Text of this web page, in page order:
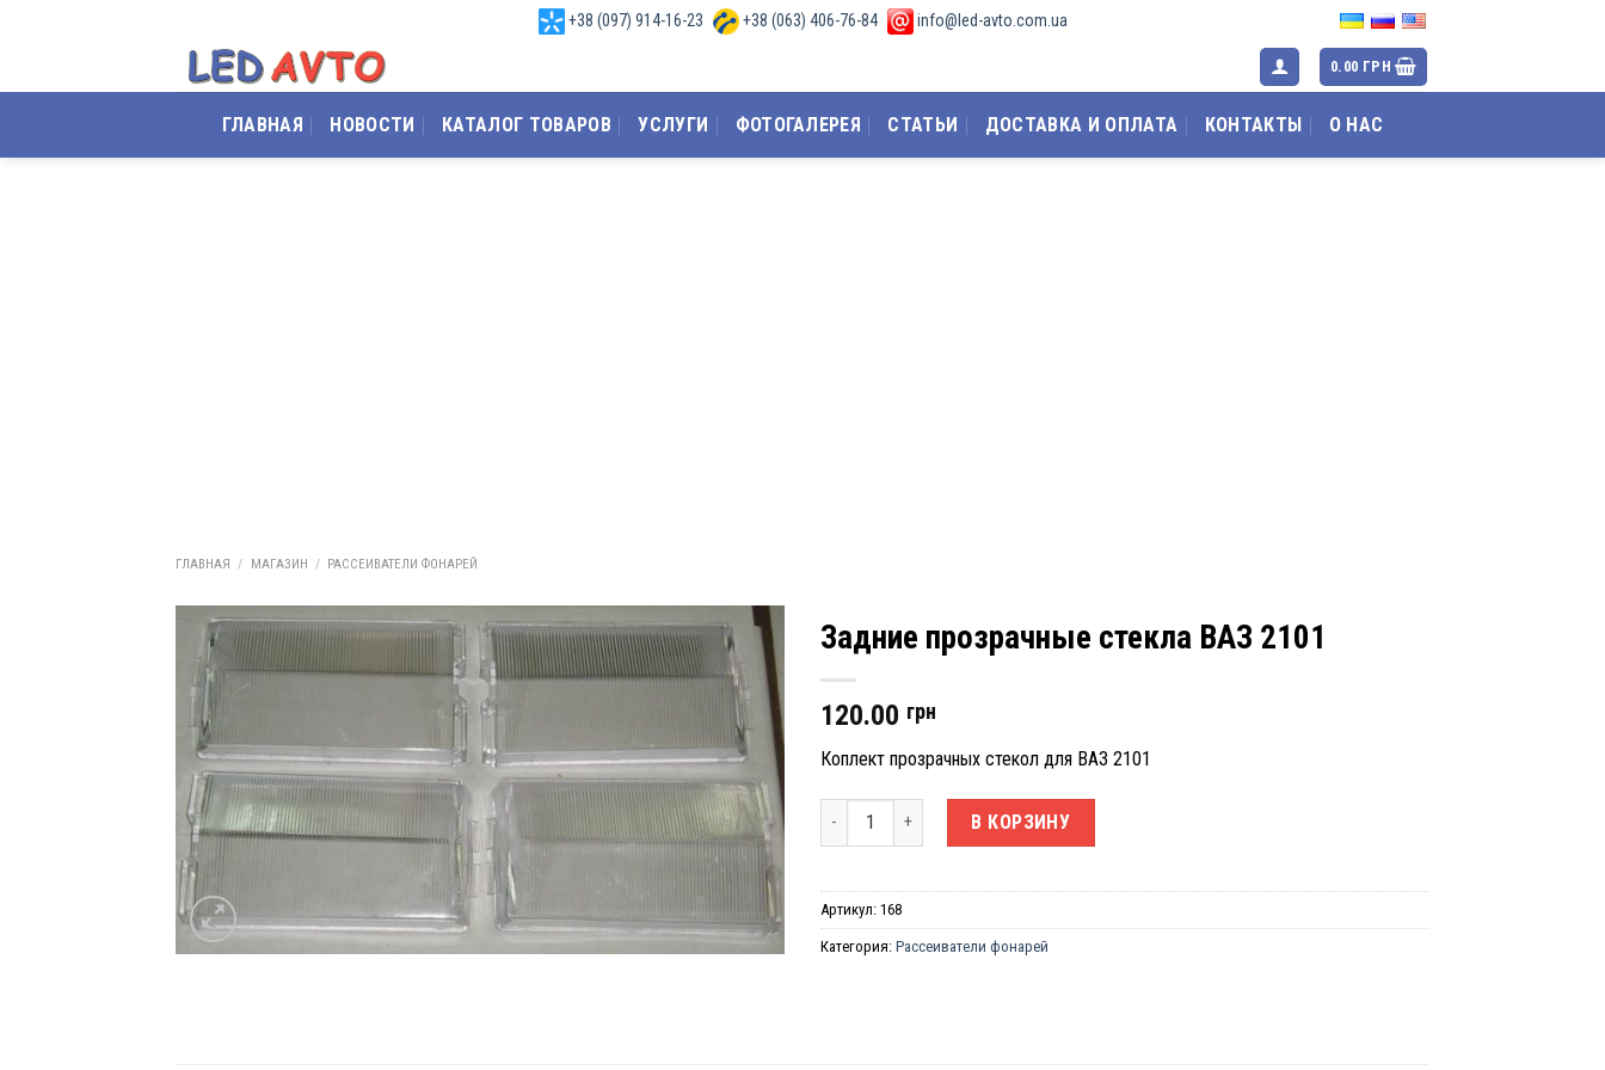
+38 (097) 914-16-23 +38 (063) 406-76-84 info@led-avto.com.ua
0.00 ГРН
ГЛАВНАЯ НОВОСТИ КАТАЛОГ ТОВАРОВ УСЛУГИ ФОТОГАЛЕРЕЯ СТАТЬИ ДОСТАВКА И ОПЛАТА КОНТАКТЫ О НАС
ГЛАВНАЯ / МАГАЗИН / РАССЕИВАТЕЛИ ФОНАРЕЙ
Задние прозрачные стекла ВАЗ 2101
120.00 грн
Коплект прозрачных стекол для ВАЗ 2101
Количество товара Задние прозрачные стекла ВАЗ 2101
В КОРЗИНУ
Артикул: 168
Категория: Рассеиватели фонарей